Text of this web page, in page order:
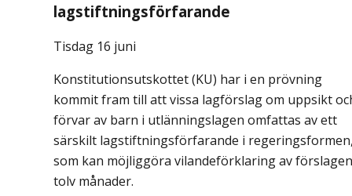
lagstiftningsförfarande
Tisdag 16 juni
Konstitutionsutskottet (KU) har i en prövning
kommit fram till att vissa lagförslag om uppsikt
förvar av barn i utlänningslagen omfattas av ett
särskilt lagstiftningsförfarande i
som kan möjliggöra vilandeförklaring av
tolv månader.